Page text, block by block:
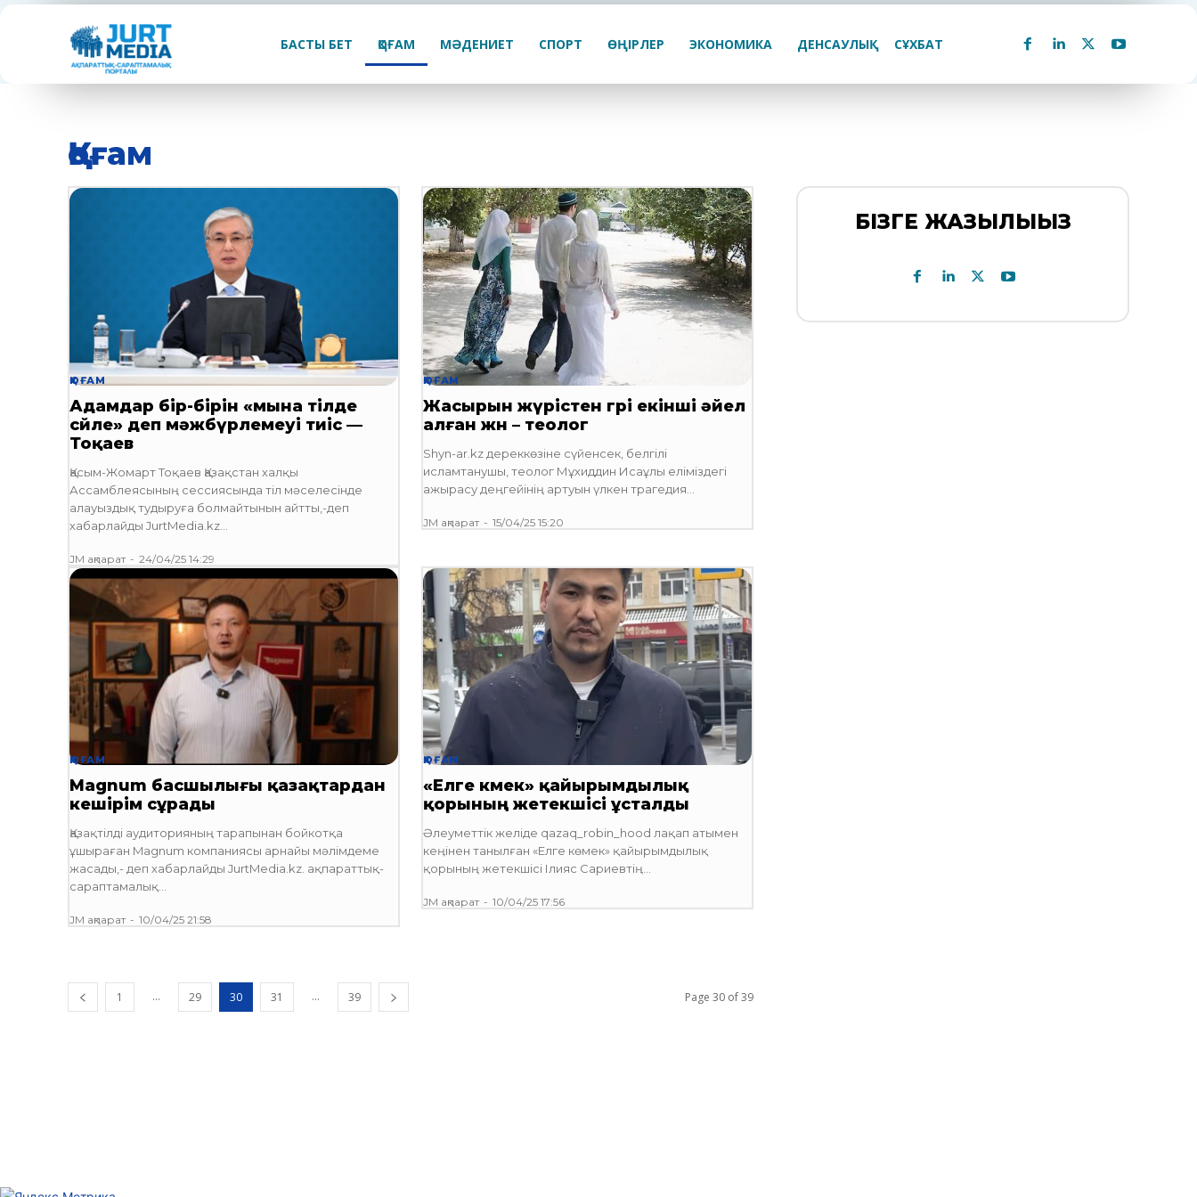
БАСТЫ БЕТ ҚОҒАМ МӘДЕНИЕТ СПОРТ ӨҢІРЛЕР ЭКОНОМИКА ДЕНСАУЛЫҚ СҰХБАТ
Қоғам
ҚОҒАМ
Адамдар бір-бірін «мына тілде
сөйле» деп мәжбүрлемеуі тиіс —
Тоқаев
Қасым-Жомарт Тоқаев Қазақстан халқы
Ассамблеясының сессиясында тіл мәселесінде
алауыздық тудыруға болмайтынын айтты,-деп
хабарлайды JurtMedia.kz...
JM ақпарат - 24/04/25 14:29
ҚОҒАМ
Жасырын жүрістен гөрі екінші әйел
алған жөн – теолог
Shyn-ar.kz дереккөзіне сүйенсек, белгілі
исламтанушы, теолог Мұхиддин Исаұлы еліміздегі
ажырасу деңгейінің артуын үлкен трагедия...
JM ақпарат - 15/04/25 15:20
ҚОҒАМ
Magnum басшылығы қазақтардан
кешірім сұрады
Қазақтілді аудиторияның тарапынан бойкотқа
ұшыраған Magnum компаниясы арнайы мәлімдеме
жасады,- деп хабарлайды JurtMedia.kz. ақпараттық-
сараптамалық...
JM ақпарат - 10/04/25 21:58
ҚОҒАМ
«Елге көмек» қайырымдылық
қорының жетекшісі ұсталды
Әлеуметтік желіде qazaq_robin_hood лақап атымен
кеңінен танылған «Елге көмек» қайырымдылық
қорының жетекшісі Ілияс Сариевтің...
JM ақпарат - 10/04/25 17:56
1 ... 29 30 31 ... 39 Page 30 of 39
БІЗГЕ ЖАЗЫЛЫҢЫЗ